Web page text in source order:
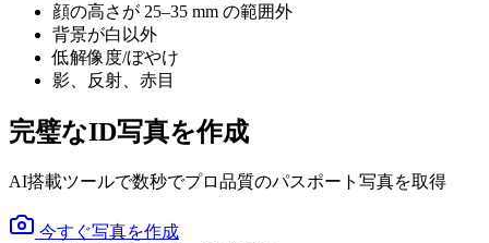
顔の高さが 25–35 mm の範囲外
背景が白以外
低解像度/ぼやけ
影、反射、赤目
完璧なID写真を作成
AI搭載ツールで数秒でプロ品質のパスポート写真を取得
今すぐ写真を作成